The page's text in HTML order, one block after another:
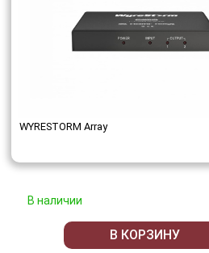
WYRESTORM Array
В наличии
В КОРЗИНУ